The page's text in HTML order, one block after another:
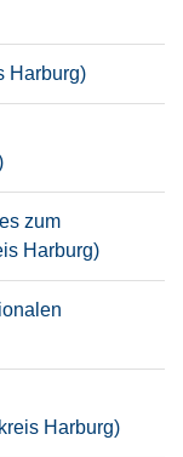
Harburg)
zum
Harburg)
Harburg)